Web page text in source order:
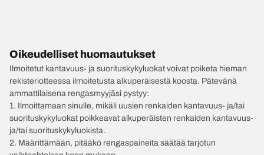
Oikeudelliset huomautukset
Ilmoitetut kantavuus- ja suorituskykyluokat voivat poiketa hieman
rekisteriotteessa ilmoitetusta alkuperäisestä koosta. Pätevänä
ammattilaisena rengasmyyjäsi pystyy:
1. Ilmoittamaan sinulle, mikäli uusien renkaiden kantavuus- ja/tai
suorituskykyluokat poikkeavat alkuperäisten renkaiden kantavuus-
ja/tai suorituskykyluokista.
2. Määrittämään, pitääkö rengaspaineita säätää tarjotun